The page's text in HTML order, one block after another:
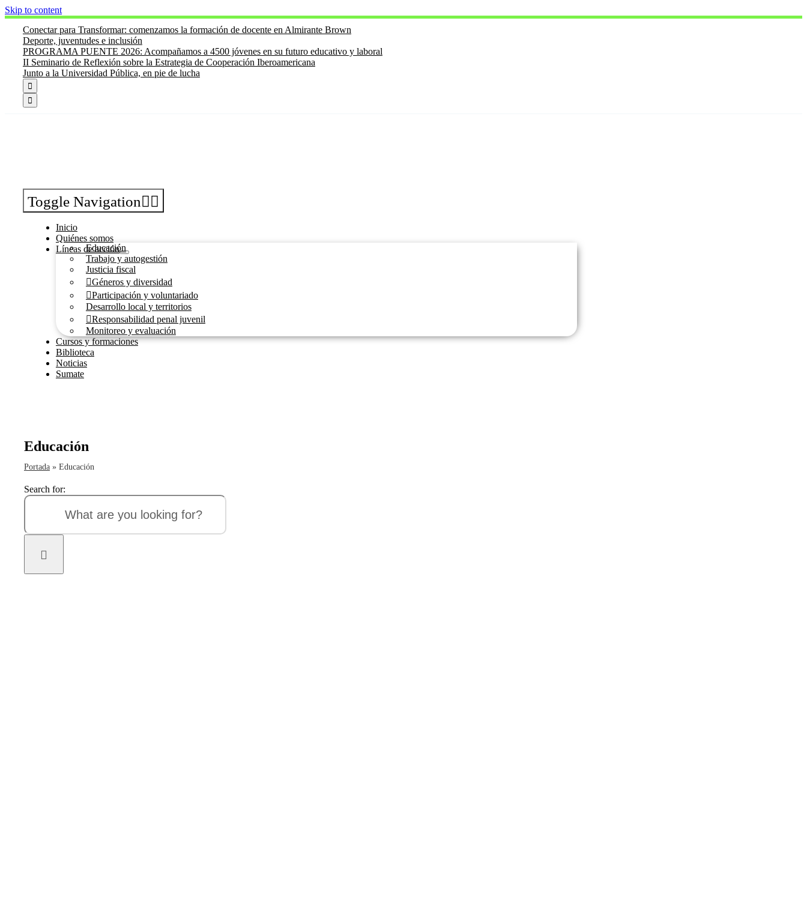
Skip to content
Conectar para Transformar: comenzamos la formación de docente en Almirante Brown
Deporte, juventudes e inclusión
PROGRAMA PUENTE 2026: Acompañamos a 4500 jóvenes en su futuro educativo y laboral
II Seminario de Reflexión sobre la Estrategia de Cooperación Iberoamericana
Junto a la Universidad Pública, en pie de lucha


Toggle Navigation
Inicio
Quiénes somos
Líneas de acción
Educación
Trabajo y autogestión
Justicia fiscal
Géneros y diversidad
Participación y voluntariado
Desarrollo local y territorios
Responsabilidad penal juvenil
Monitoreo y evaluación
Cursos y formaciones
Biblioteca
Noticias
Sumate
Educación
Portada» Educación
Search for: